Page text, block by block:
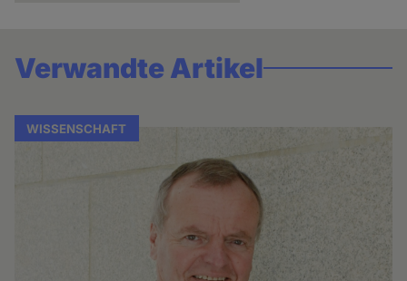
Verwandte Artikel
WISSENSCHAFT